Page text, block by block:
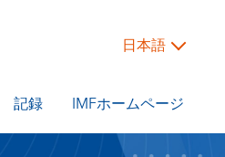
日本語
記録 IMFホームページ